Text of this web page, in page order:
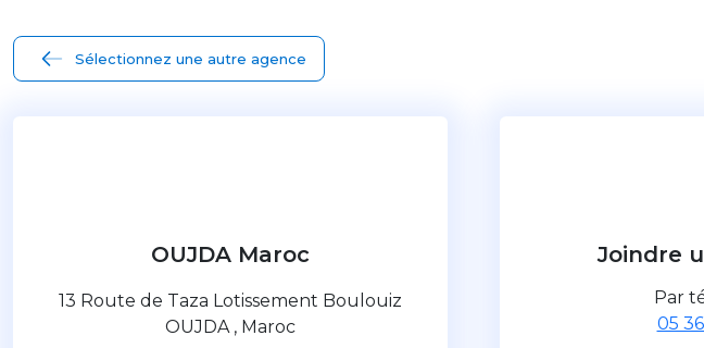
Sélectionnez une autre agence
OUJDA Maroc
13 Route de Taza Lotissement Boulouiz
OUJDA , Maroc
Joindre
Par
05